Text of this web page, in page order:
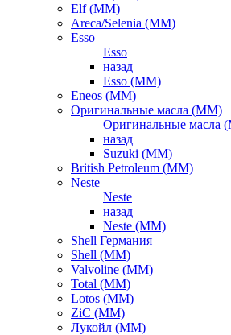
Elf (ММ)
Areca/Selenia (ММ)
Esso
Esso
назад
Esso (ММ)
Eneos (ММ)
Оригинальные масла (ММ)
Оригинальные масла
назад
Suzuki (ММ)
British Petroleum (ММ)
Neste
Neste
назад
Neste (ММ)
Shell Германия
Shell (ММ)
Valvoline (ММ)
Total (ММ)
Lotos (ММ)
ZiC (ММ)
Лукойл (ММ)